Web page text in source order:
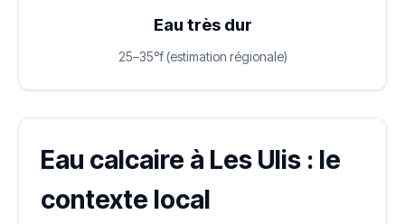
Eau très dur
25–35°f (estimation régionale)
Eau calcaire à Les Ulis : le
contexte local